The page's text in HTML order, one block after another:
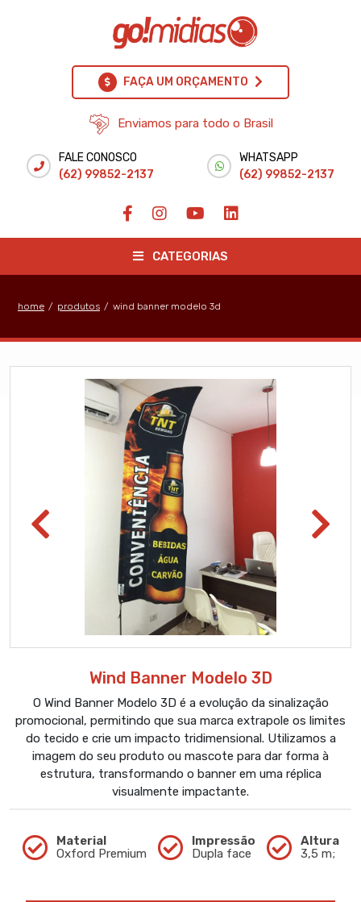
FAÇA UM ORÇAMENTO
Enviamos para todo o Brasil
FALE CONOSCO
(62) 99852-2137
WHATSAPP
(62) 99852-2137
CATEGORIAS
home / produtos / wind banner modelo 3d
Wind Banner Modelo 3D
O Wind Banner Modelo 3D é a evolução da sinalização
promocional, permitindo que sua marca extrapole os limites
do tecido e crie um impacto tridimensional. Utilizamos a
imagem do seu produto ou mascote para dar forma à
estrutura, transformando o banner em uma réplica
visualmente impactante.
Material
Oxford Premium
Impressão
Dupla face
Altura
3,5 m;